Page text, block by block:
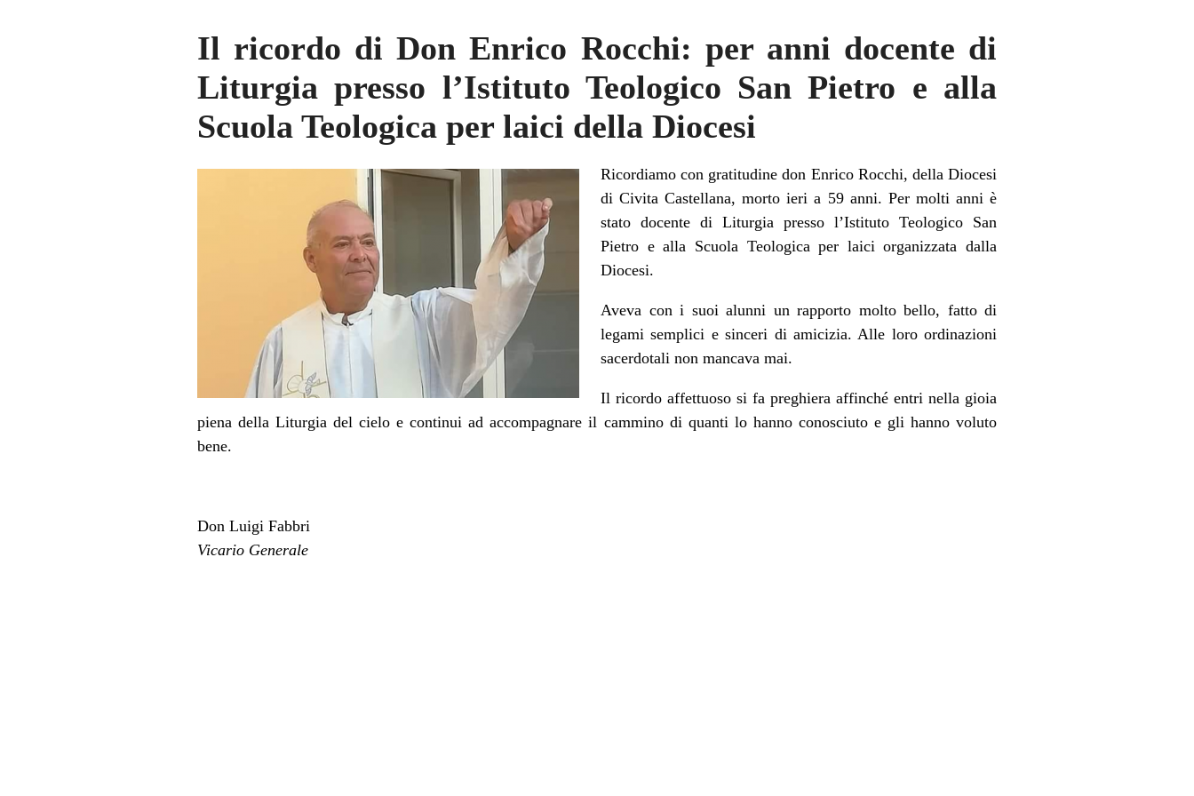
Il ricordo di Don Enrico Rocchi: per anni docente di
Liturgia presso l’Istituto Teologico San Pietro e alla
Scuola Teologica per laici della Diocesi
Ricordiamo con gratitudine don Enrico Rocchi, della Diocesi
di Civita Castellana, morto ieri a 59 anni. Per molti anni è
stato docente di Liturgia presso l’Istituto Teologico San
Pietro e alla Scuola Teologica per laici organizzata dalla
Diocesi.
Aveva con i suoi alunni un rapporto molto bello, fatto di
legami semplici e sinceri di amicizia. Alle loro ordinazioni
sacerdotali non mancava mai.
Il ricordo affettuoso si fa preghiera affinché entri nella gioia
piena della Liturgia del cielo e continui ad accompagnare il cammino di quanti lo hanno conosciuto e gli hanno voluto
bene.
Don Luigi Fabbri
Vicario Generale